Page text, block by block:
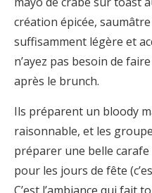
création épicée,
suffisamment légère et
n’ayez pas besoin de
après le brunch.
Ils préparent un bloody
raisonnable, et les
préparer une belle carafe
pour les jours de fête